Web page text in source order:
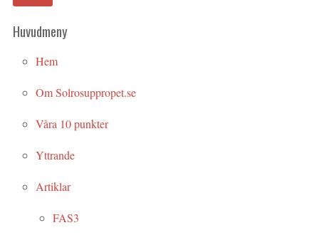
Huvudmeny
Hem
Om Solrosuppropet.se
Våra 10 punkter
Yttrande
Artiklar
FAS3